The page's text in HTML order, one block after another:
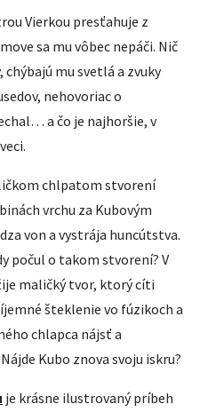
Vierkou presťahuje z
sa mu vôbec nepáči. Nič
mu svetlá a zvuky
nehovoriac o
a čo je najhoršie, v
chlpatom stvorení
vrchu za Kubovým
von a vystrája huncútstva.
počul o takom stvorení? V
maličký tvor, ktorý cíti
šteklenie vo fúzikoch a
chlapca nájsť a
Kubo znova svoju iskru?
je krásne ilustrovaný príbeh